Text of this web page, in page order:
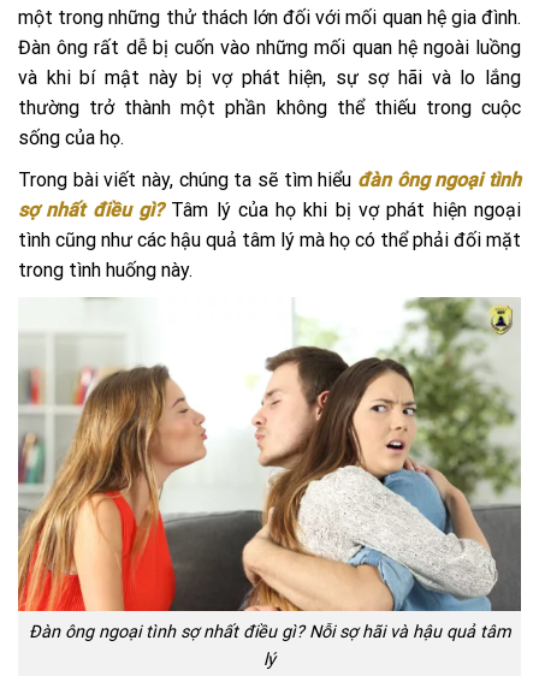
một trong những thử thách lớn đối với mối quan hệ gia đình.
Đàn ông rất dễ bị cuốn vào những mối quan hệ ngoài luồng
và khi bí mật này bị vợ phát hiện, sự sợ hãi và lo lắng
thường trở thành một phần không thể thiếu trong cuộc
sống của họ.
Trong bài viết này, chúng ta sẽ tìm hiểu đàn ông ngoại tình
sợ nhất điều gì? Tâm lý của họ khi bị vợ phát hiện ngoại
tình cũng như các hậu quả tâm lý mà họ có thể phải đối mặt
trong tình huống này.
Đàn ông ngoại tình sợ nhất điều gì? Nỗi sợ hãi và hậu quả tâm
lý